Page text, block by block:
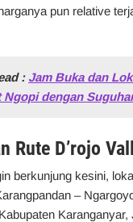
pun relative
: Jam Buka dan
Ngopi dengan
Rute D’rojo
berkunjung kesini,
–